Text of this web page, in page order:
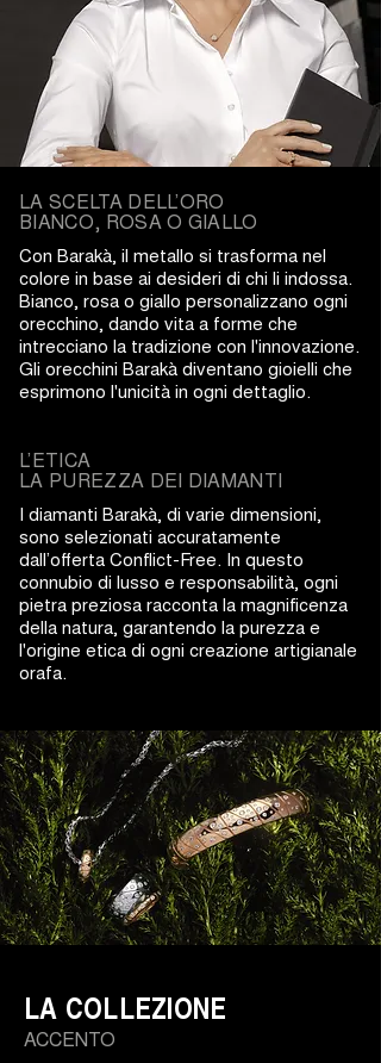
LA SCELTA DELL’ORO
BIANCO, ROSA O GIALLO
Con Barakà, il metallo si trasforma nel
colore in base ai desideri di chi li indossa.
Bianco, rosa o giallo personalizzano ogni
orecchino, dando vita a forme che
intrecciano la tradizione con l'innovazione.
Gli orecchini Barakà diventano gioielli che
esprimono l'unicità in ogni dettaglio.
L’ETICA
LA PUREZZA DEI DIAMANTI
I diamanti Barakà, di varie dimensioni,
sono selezionati accuratamente
dall’offerta Conflict-Free. In questo
connubio di lusso e responsabilità, ogni
pietra preziosa racconta la magnificenza
della natura, garantendo la purezza e
l'origine etica di ogni creazione artigianale
orafa.
LA COLLEZIONE
ACCENTO